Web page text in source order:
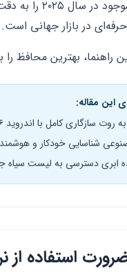
گزینه‌های
در بازار جهانی است.
راهنما، بهترین محافظ
این مقاله:
کامل با اندروید ۶ به بالا بدون تغییر در سیستم‌عامل
شناسایی خودکار و
ابری دسترسی به لیست سیاه
استفاده از